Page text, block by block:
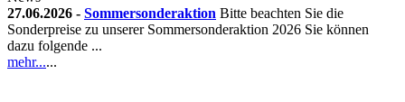
27.06.2026 - Sommersonderaktion Bitte beachten Sie die
Sonderpreise zu unserer Sommersonderaktion 2026 Sie können
dazu folgende ...
mehr......